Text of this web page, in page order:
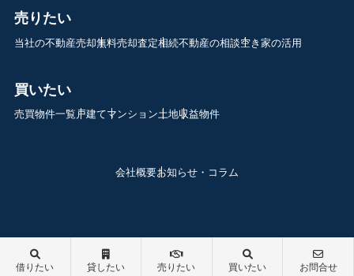
売りたい
当社の不動産売却無料売却査定相続不動産の相談空き家の活用
買いたい
売買物件一覧戸建てマンション土地収益物件
会社概要お知らせ・コラム
借りたい 貸したい 売りたい 買いたい お問合せ